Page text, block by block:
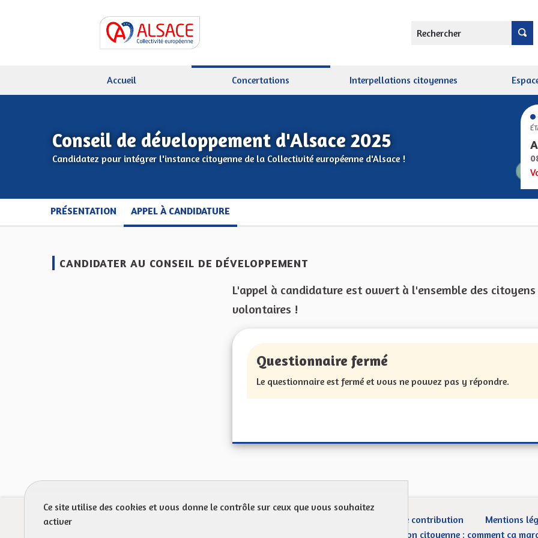
Rechercher
Accueil Concertations Interpellations citoyennes
Conseil de développement d'Alsace 2025
Candidatez pour intégrer l'instance citoyenne de la Collectivité européenne d'Alsace !
PRÉSENTATION APPEL À CANDIDATURE
CANDIDATER AU CONSEIL DE DÉVELOPPEMENT
L'appel à candidature est ouvert à l'ensemble des citoyens
volontaires !
Questionnaire fermé
Le questionnaire est fermé et vous ne pouvez pas y répondre.
Charte de contribution
Mentions
Droit d’interpellation citoyenne : comment ça
Ce site utilise des cookies et vous donne le contrôle sur ceux que vous souhaitez
activer